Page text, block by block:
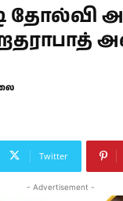
தோல்வி
Twitter
- Advertisement -